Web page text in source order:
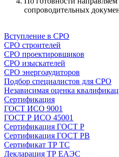
сопроводительных
Вступление в СРО
СРО строителей
СРО проектировщиков
СРО изыскателей
СРО энергоаудиторов
Подбор специалистов для СРО
Независимая оценка
Сертификация
ГОСТ ИСО 9001
ГОСТ Р ИСО 45001
Сертификация ГОСТ Р
Сертификация ГОСТ РВ
Сертификат ТР ТС
Декларация ТР ЕАЭС